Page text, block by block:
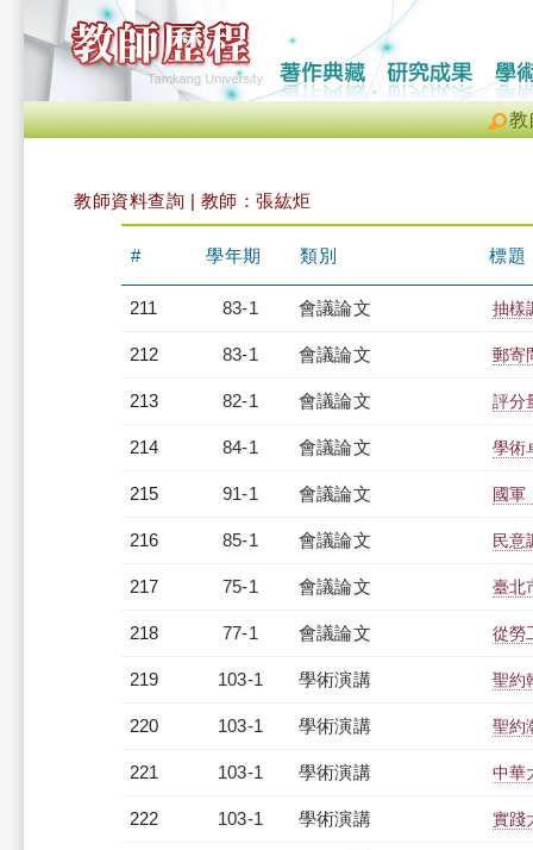
教
教師資料查詢 | 教師：張紘炬
# 學年期 類別 標題
211 83-1 會議論文 抽樣
212 83-1 會議論文 郵寄
213 82-1 會議論文 評分
214 84-1 會議論文 學術
215 91-1 會議論文 國軍
216 85-1 會議論文 民意
217 75-1 會議論文 臺北
218 77-1 會議論文 從勞
219 103-1 學術演講 聖約
220 103-1 學術演講 聖約
221 103-1 學術演講 中華
222 103-1 學術演講 實踐